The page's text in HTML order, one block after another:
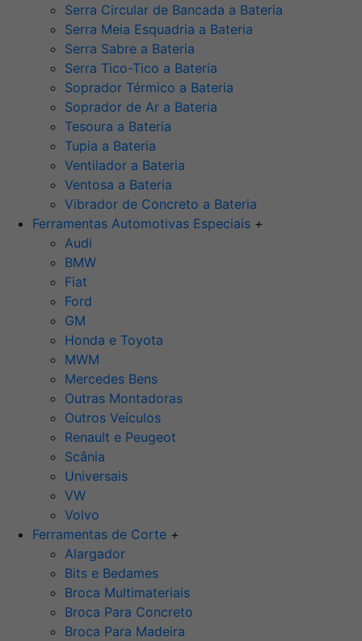
Serra Circular de Bancada a Bateria
Serra Meia Esquadria a Bateria
Serra Sabre a Bateria
Serra Tico-Tico a Bateria
Soprador Térmico a Bateria
Soprador de Ar a Bateria
Tesoura a Bateria
Tupia a Bateria
Ventilador a Bateria
Ventosa a Bateria
Vibrador de Concreto a Bateria
Ferramentas Automotivas Especiais +
Audi
BMW
Fiat
Ford
GM
Honda e Toyota
MWM
Mercedes Bens
Outras Montadoras
Outros Veículos
Renault e Peugeot
Scânia
Universais
VW
Volvo
Ferramentas de Corte +
Alargador
Bits e Bedames
Broca Multimateriais
Broca Para Concreto
Broca Para Madeira